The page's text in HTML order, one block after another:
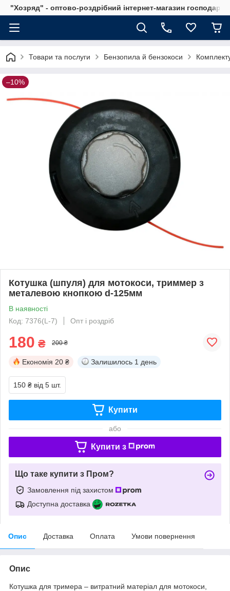
"Хозряд" - оптово-роздрібний інтернет-магазин
Товари та послуги Бензопила й бензокоси
–10%
Котушка (шпуля) для мотокоси, триммер з
металевою кнопкою d-125мм
В наявності
Код: 7376(L-7)
Опт і роздріб
180 ₴ 200 ₴
Економія 20 ₴ Залишилось 1 день
150 ₴ від 5 шт.
Купити
або
Купити з
Що таке купити з Пром?
Замовлення під захистом
Доступна доставка
Опис Доставка Оплата Умови повернення
Опис
Котушка для тримера – витратний матеріал для мотокоси,